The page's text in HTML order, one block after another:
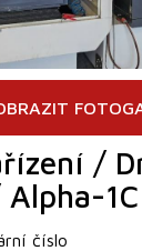
/
1C
číslo